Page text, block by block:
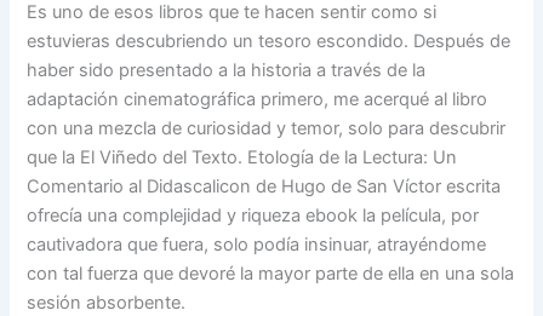
Es uno de esos libros que te hacen sentir como si
estuvieras descubriendo un tesoro escondido. Después de
haber sido presentado a la historia a través de la
adaptación cinematográfica primero, me acerqué al libro
con una mezcla de curiosidad y temor, solo para descubrir
que la El Viñedo del Texto. Etología de la Lectura: Un
Comentario al Didascalicon de Hugo de San Víctor escrita
ofrecía una complejidad y riqueza ebook la película, por
cautivadora que fuera, solo podía insinuar, atrayéndome
con tal fuerza que devoré la mayor parte de ella en una sola
sesión absorbente.